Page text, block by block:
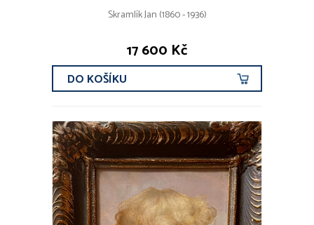
Skramlík Jan (1860 - 1936)
17 600 Kč
DO KOŠÍKU